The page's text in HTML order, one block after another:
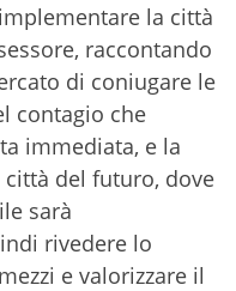
la città
raccontando
di coniugare le
contagio che
immediata, e la
del futuro, dove
sarà
rivedere lo
e valorizzare il